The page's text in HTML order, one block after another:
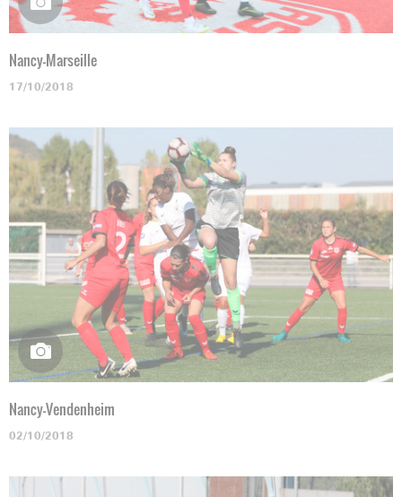
Nancy-Marseille
17/10/2018
Nancy-Vendenheim
02/10/2018